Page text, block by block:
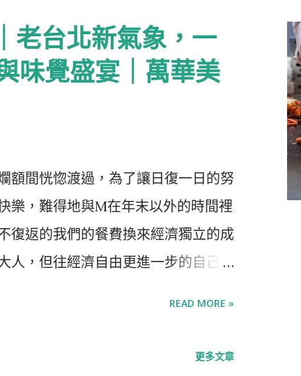
食讓日子多一點確幸。 非瓶
，用美食與酒帶你出發世界 坐落
由Gēn Creative團隊與Affinato &
與單杯式現壓生飲葡萄酒，藍色的
加溫。 隨著飲食的改變，「偶爾到
食與酒」更是密不可分，餐酒館也如
，主打「Wine On Tap」，將精釀啤
龍頭的桶中，打開即可飲用」，將
桶並以「杯」為單位販售，既可以滿
這種講究環保的特性讓「Wine On
台北新氣象，一
味覺盛宴｜萬華美
額間恍惚渡過，為了讓日復一日的努
樂，難得地與M在年末以外的時間裡
復返的我們的餐費換來經濟獨立的成
人，但往經濟自由更進一步的自己也
READ MORE »
更多文章